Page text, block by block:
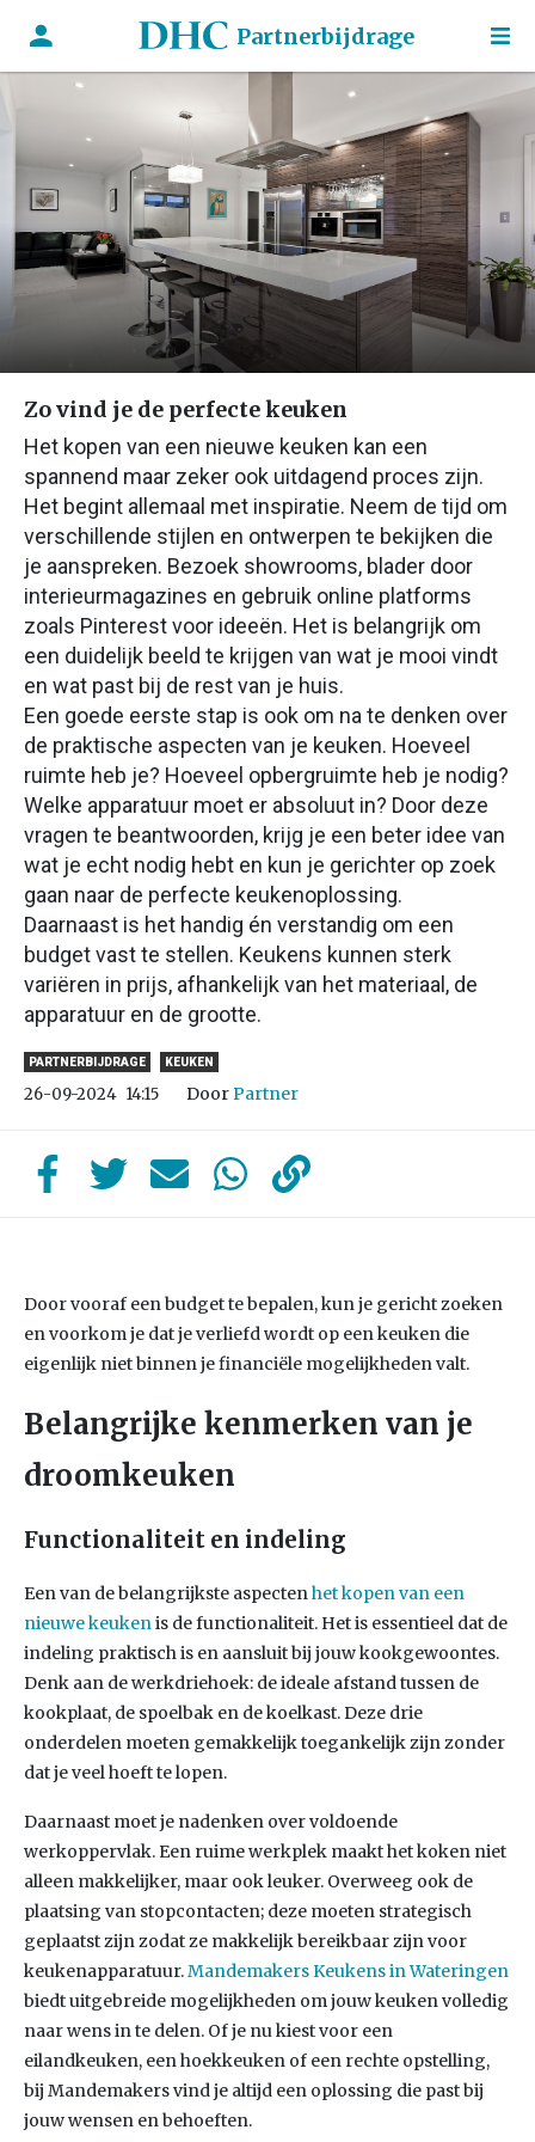
Partnerbijdrage
Zo vind je de perfecte keuken
Het kopen van een nieuwe keuken kan een
spannend maar zeker ook uitdagend proces zijn.
Het begint allemaal met inspiratie. Neem de tijd om
verschillende stijlen en ontwerpen te bekijken die
je aanspreken. Bezoek showrooms, blader door
interieurmagazines en gebruik online platforms
zoals Pinterest voor ideeën. Het is belangrijk om
een duidelijk beeld te krijgen van wat je mooi vindt
en wat past bij de rest van je huis.
Een goede eerste stap is ook om na te denken over
de praktische aspecten van je keuken. Hoeveel
ruimte heb je? Hoeveel opbergruimte heb je nodig?
Welke apparatuur moet er absoluut in? Door deze
vragen te beantwoorden, krijg je een beter idee van
wat je echt nodig hebt en kun je gerichter op zoek
gaan naar de perfecte keukenoplossing.
Daarnaast is het handig én verstandig om een
budget vast te stellen. Keukens kunnen sterk
variëren in prijs, afhankelijk van het materiaal, de
apparatuur en de grootte.
PARTNERBIJDRAGE KEUKEN
26-09-2024 14:15 DoorPartner
Door vooraf een budget te bepalen, kun je gericht zoeken
en voorkom je dat je verliefd wordt op een keuken die
eigenlijk niet binnen je financiële mogelijkheden valt.
Belangrijke kenmerken van je
droomkeuken
Functionaliteit en indeling
Een van de belangrijkste aspectenhet kopen van een
nieuwe keukenis de functionaliteit. Het is essentieel dat de
indeling praktisch is en aansluit bij jouw kookgewoontes.
Denk aan de werkdriehoek: de ideale afstand tussen de
kookplaat, de spoelbak en de koelkast. Deze drie
onderdelen moeten gemakkelijk toegankelijk zijn zonder
dat je veel hoeft te lopen.
Daarnaast moet je nadenken over voldoende
werkoppervlak. Een ruime werkplek maakt het koken niet
alleen makkelijker, maar ook leuker. Overweeg ook de
plaatsing van stopcontacten; deze moeten strategisch
geplaatst zijn zodat ze makkelijk bereikbaar zijn voor
keukenapparatuur.Mandemakers Keukens in Wateringen
biedt uitgebreide mogelijkheden om jouw keuken volledig
naar wens in te delen. Of je nu kiest voor een
eilandkeuken, een hoekkeuken of een rechte opstelling,
bij Mandemakers vind je altijd een oplossing die past bij
jouw wensen en behoeften.